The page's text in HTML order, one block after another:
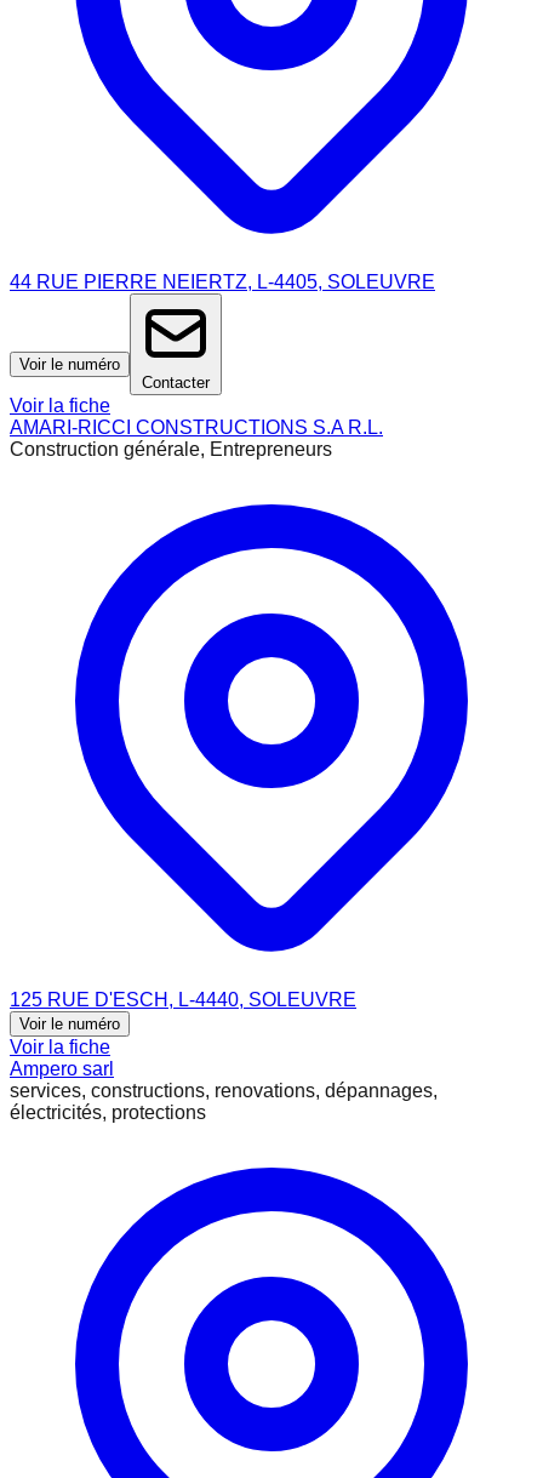
44 RUE PIERRE NEIERTZ, L-4405, SOLEUVRE
Voir le numéro
Contacter
Voir la fiche
AMARI-RICCI CONSTRUCTIONS S.A R.L.
Construction générale, Entrepreneurs
125 RUE D'ESCH, L-4440, SOLEUVRE
Voir le numéro
Voir la fiche
Ampero sarl
services, constructions, renovations, dépannages,
électricités, protections